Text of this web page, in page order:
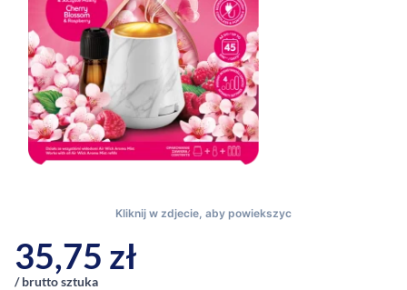
35,75 zł
/ brutto sztuka